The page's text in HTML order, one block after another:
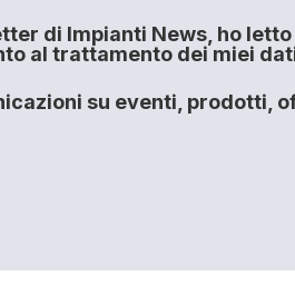
di Impianti News, ho
al trattamento dei miei
su eventi, prodotti,